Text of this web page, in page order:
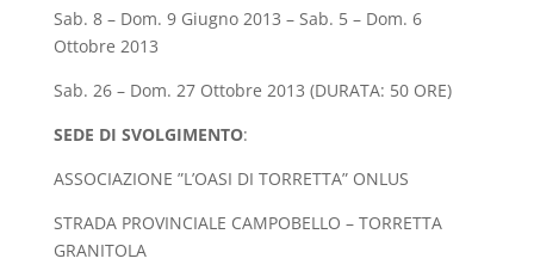
Sab. 8 – Dom. 9 Giugno 2013 – Sab. 5 – Dom. 6
Ottobre 2013
Sab. 26 – Dom. 27 Ottobre 2013 (DURATA: 50 ORE)
SEDE DI SVOLGIMENTO:
ASSOCIAZIONE ”L’OASI DI TORRETTA” ONLUS
STRADA PROVINCIALE CAMPOBELLO – TORRETTA
GRANITOLA